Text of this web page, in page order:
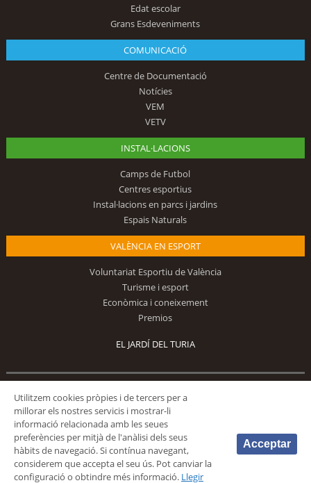
Edat escolar
Grans Esdeveniments
COMUNICACIÓ
Centre de Documentació
Notícies
VEM
VETV
INSTAL·LACIONS
Camps de Futbol
Centres esportius
Instal·lacions en parcs i jardins
Espais Naturals
VALÈNCIA EN ESPORT
Voluntariat Esportiu de València
Turisme i esport
Econòmica i coneixement
Premios
EL JARDÍ DEL TURIA
© 2026 Fundación Deportiva Municipal Valencia |AVÍS LEGAL
Utilitzem cookies pròpies i de tercers per a
millorar els nostres servicis i mostrar-li
informació relacionada amb les seues
preferències per mitjà de l'anàlisi dels seus
hàbits de navegació. Si contínua navegant,
considerem que accepta el seu ús. Pot canviar la
configuració o obtindre més informació. Llegir
Acceptar